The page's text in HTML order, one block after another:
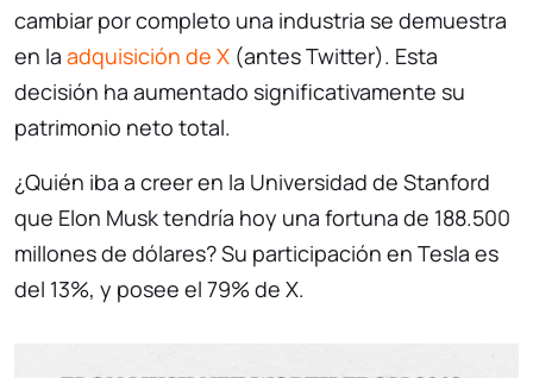
cambiar por completo una industria se demuestra
en la adquisición de X (antes Twitter). Esta
decisión ha aumentado significativamente su
patrimonio neto total.
¿Quién iba a creer en la Universidad de Stanford
que Elon Musk tendría hoy una fortuna de 188.500
millones de dólares? Su participación en Tesla es
del 13%, y posee el 79% de X.